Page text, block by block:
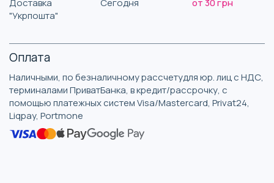
"Укрпошта"
Оплата
Наличными, по безналичному рассчетудля юр. лиц с НДС,
терминалами ПриватБанка, в кредит/рассрочку, с
помощью платежных систем Visa/Mastercard, Privat24,
Liqpay, Portmone